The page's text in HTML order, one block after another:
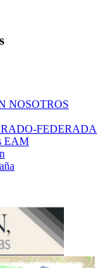
NOSOTROS
FEDERADA
EAM